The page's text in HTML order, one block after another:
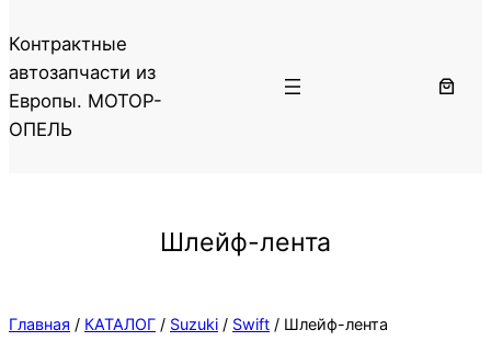
Контрактные
автозапчасти из
Европы. МОТОР-
ОПЕЛЬ
Шлейф-лента
Главная / КАТАЛОГ / Suzuki / Swift / Шлейф-лента